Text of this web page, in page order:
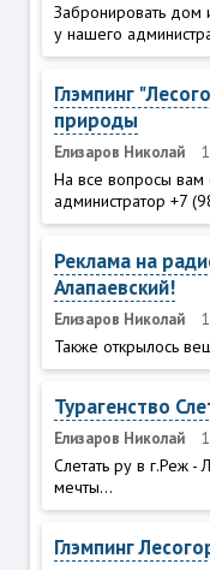
Забронировать дом
у нашего
Глэмпинг
природы
Елизаров Николай
На все вопросы вам
администратор +7
Реклама на
Алапаевский!
Елизаров Николай
Также открылось
Турагенство
Елизаров Николай
Слетать ру в г.Реж
мечты...
Глэмпинг